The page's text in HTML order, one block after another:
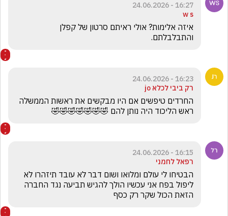
16:27 - 24.06.2026
w s
והתבלבלתם.
16:23 - 24.06.2026
רק ביבי לכלא jo
ראש הליכוד היה נותן להם 🤣🤣🤣🤣🤣🤣🤣
16:15 - 24.06.2026
רפאל לחמני
הזאת הכול שקר רק כסף